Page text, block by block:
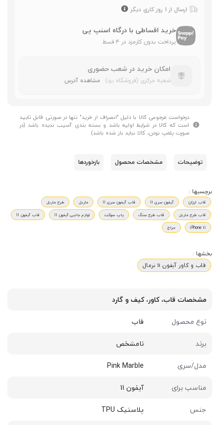
ارسال از 1 روز کاری دیگر
خرید اقساطی با درگاه اسنپ پی
پرداخت بدون کارمزد در ۴ قسط
امکان خرید در شعب حضوری
شعبه مرکزی (فروشگاه یزد) مشاهده آدرس
درخواست مرجوعی کالا با دلیل "انصراف از خرید" تنها در صورتی قابل تایید
است که کالا در شرایط اولیه باشد و بسته بندی آسیب ندیده باشد (در
صورت پلمپ بودن، کالا نباید باز شده باشد).
توضیحات مشخصات محصول بازخوردها
برچسبها :
قاب ارزان آیفون سری 11 قاب آیفون سری 11 ماربل
طرح ماربل
قاب طرح ماربل
قاب طرح سنگ پاپ سوکت لوازم جانبی آیفون 11
قاب آیفون 11
iPhone 11
حراج
بخشها :
قاب و کاور آیفون 11 نرمال
مشخصات قاب، کاور، کیف و گارد
نوع محصول
قاب
برند
نامشخص
مدل/سری
Pink Marble
مناسب برای
آیفون 11
جنس
پلاستیک TPU